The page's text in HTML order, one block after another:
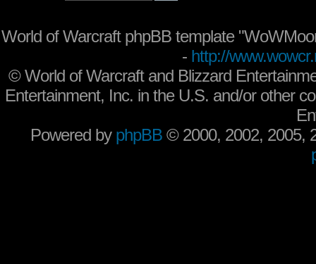
World of Warcraft phpBB template
- http://
©World of Warcraft and Blizzard
Entertainment, Inc. in the U.S. and/or other
Powered by phpBB © 2000, 2002, 2005,